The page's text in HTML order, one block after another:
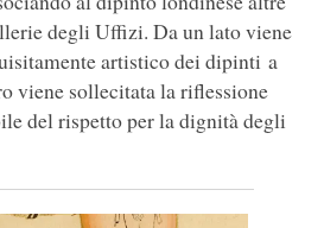
degli Uffizi. Da un lato viene
artistico dei dipinti a
viene sollecitata la riflessione
del rispetto per la dignità degli